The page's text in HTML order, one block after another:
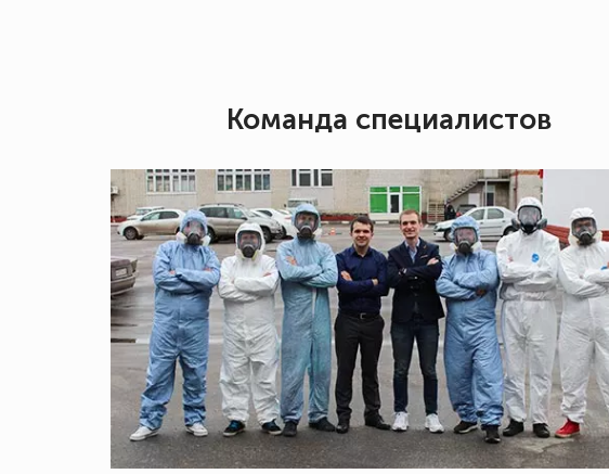
Команда специалистов